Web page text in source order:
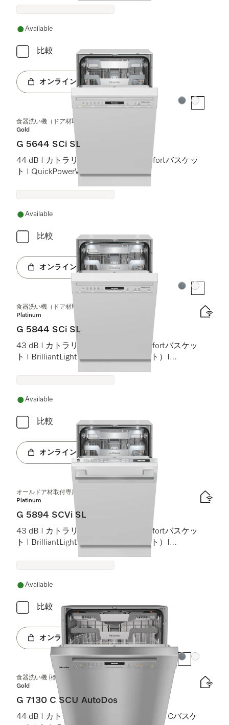
Available
比較
オンラインショップへ
カラー:カラー:
食器洗い機（ドア材取付専用タイプ、45 cm）
Gold
G 5644 SCi SL
44 dB I カトラリートレイ I ExtraComfortバスケッ
ト I QuickPowerWash I AutoOpen
Available
比較
オンラインショップへ
カラー:カラー:
食器洗い機（ドア材取付専用タイプ、45 cm）
Platinum
G 5844 SCi SL
43 dB I カトラリートレイ I MaxiComfortバスケッ
ト I BrilliantLight（ブリリアントライト）I
Available
比較
オンラインショップへ
オールドア材取付専用食器洗い機（45 cm）
Platinum
G 5894 SCVi SL
43 dB I カトラリートレイ I MaxiComfortバスケッ
ト I BrilliantLight（ブリリアントライト）I
Available
比較
オンラインショップへ
カラー:カラー:
食器洗い機 (標準ドア装備タイプ)
Gold
G 7130 C SCU AutoDos
44 dB I カトラリートレイ I ExtraComfort Cバスケ